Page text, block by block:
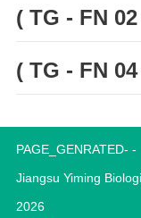
( TG - FN
( TG - FN
PAGE_GENRATED- -
Jiangsu Yiming
2026